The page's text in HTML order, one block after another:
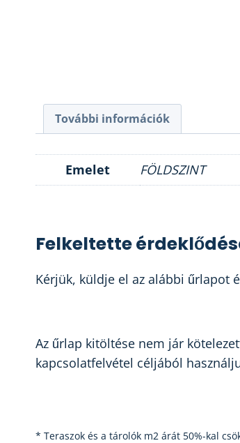
További információk
Emelet FÖLDSZINT
Felkeltette
Kérjük, küldje el az alábbi űrlapot
Az űrlap kitöltése nem jár
kapcsolatfelvétel céljából
* Teraszok és a tárolók m2 árát 50%-kal